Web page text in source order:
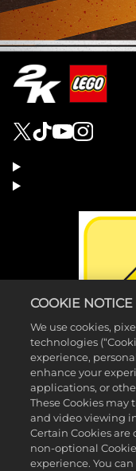
©2026 2K Games.
und dazugehörige Logos
COOKIE NOTICE
We use cookies,
technologies
experience,
enhance your
applications, or
These Cookies
and video viewing
Certain Cookies
non-optional
experience. You